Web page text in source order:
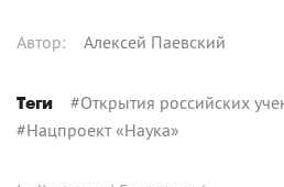
Автор: Алексей Паевский
Теги #Открытия российских
#Нацпроект «Наука»